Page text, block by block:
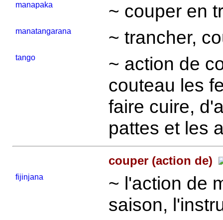
manapaka ~ couper en
manatangarana ~ trancher,
tango
~ action de
couteau les
faire cuire,
pattes et les
couper (action de)
fijinjana
~ l'action de
saison,